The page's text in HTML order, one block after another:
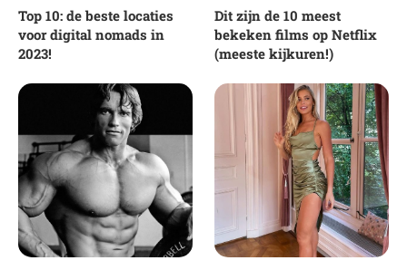
Top 10: de beste locaties
voor digital nomads in
2023!
Dit zijn de 10 meest
bekeken films op Netflix
(meeste kijkuren!)